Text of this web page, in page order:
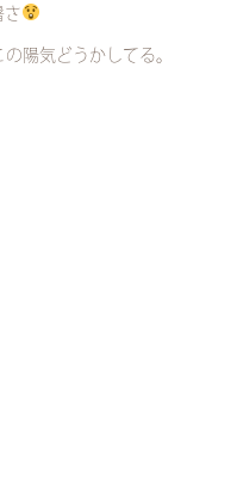
陽気どうかしてる。